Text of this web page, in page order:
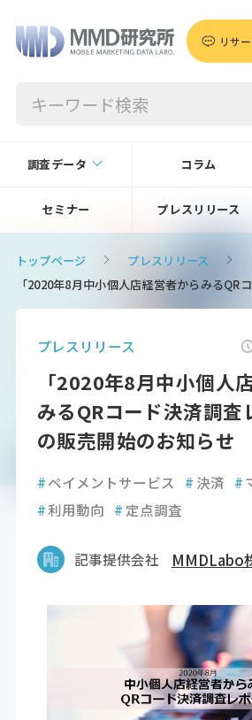
リサ
調査データ コラム
セミナー プレスリリース
トップページ
プレスリリース
「2020年8月中小個人店経営者からみる
プレスリリース
「2020年8月中小個人
みるQRコード決済調査
の販売開始のお知らせ
#ペイメントサービス # 決済 #
#利用動向 # 定点調査
記事提供会社 MMDLabo